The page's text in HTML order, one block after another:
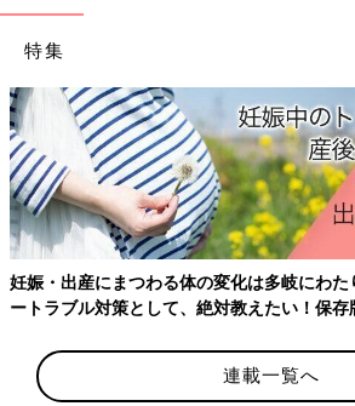
特集
産後はお世話で大忙し、出産前にそろえてお
ておきたいことをわかりやすく紹介！
連載一覧へ